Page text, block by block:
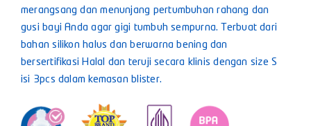
merangsang dan menunjang pertumbuhan rahang dan
gusi bayi Anda agar gigi tumbuh sempurna. Terbuat dari
bahan silikon halus dan berwarna bening dan
bersertifikasi Halal dan teruji secara klinis dengan size S
isi 3pcs dalam kemasan blister.